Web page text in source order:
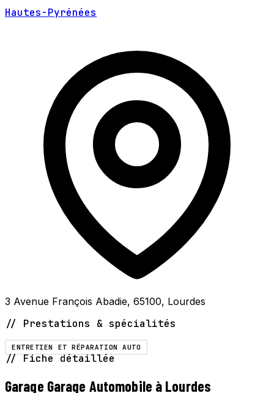
Hautes-Pyrénées
3 Avenue François Abadie, 65100, Lourdes
// Prestations & spécialités
ENTRETIEN ET RÉPARATION AUTO
// Fiche détaillée
Garage Garage Automobile à Lourdes